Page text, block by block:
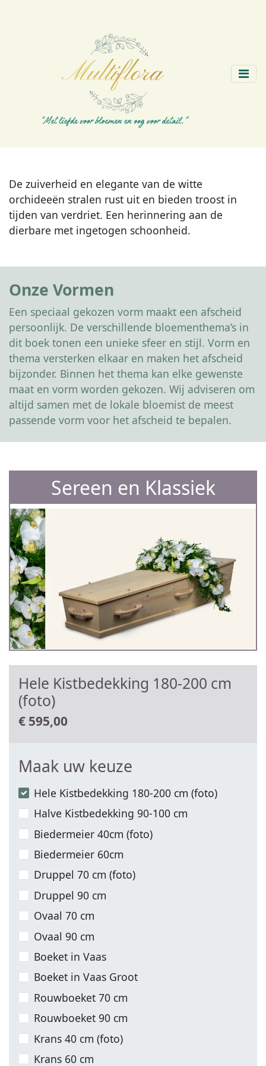
De zuiverheid en elegante van de witte
orchideeën stralen rust uit en bieden troost in
tijden van verdriet. Een herinnering aan de
dierbare met ingetogen schoonheid.
Onze Vormen
Een speciaal gekozen vorm maakt een afscheid
persoonlijk. De verschillende bloementhema’s in
dit boek tonen een unieke sfeer en stijl. Vorm en
thema versterken elkaar en maken het afscheid
bijzonder. Binnen het thema kan elke gewenste
maat en vorm worden gekozen. Wij adviseren om
altijd samen met de lokale bloemist de meest
passende vorm voor het afscheid te bepalen.
Sereen en Klassiek
Hele Kistbedekking 180-200 cm
(foto)
€ 595,00
Maak uw keuze
Hele Kistbedekking 180-200 cm (foto)
Halve Kistbedekking 90-100 cm
Biedermeier 40cm (foto)
Biedermeier 60cm
Druppel 70 cm (foto)
Druppel 90 cm
Ovaal 70 cm
Ovaal 90 cm
Boeket in Vaas
Boeket in Vaas Groot
Rouwboeket 70 cm
Rouwboeket 90 cm
Krans 40 cm (foto)
Krans 60 cm